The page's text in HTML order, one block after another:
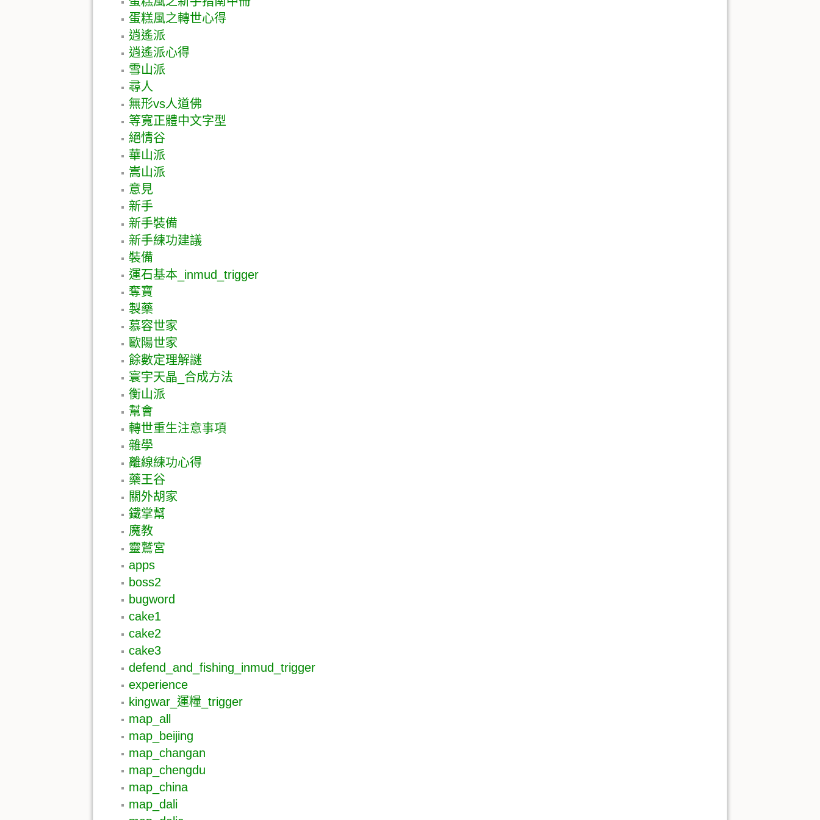
蛋糕風之轉世心得
逍遙派
逍遙派心得
雪山派
尋人
無形vs人道佛
等寬正體中文字型
絕情谷
華山派
嵩山派
意見
新手
新手裝備
新手練功建議
裝備
運石基本_inmud_trigger
奪寶
製藥
慕容世家
歐陽世家
餘數定理解謎
寰宇天晶_合成方法
衡山派
幫會
轉世重生注意事項
雜學
離線練功心得
藥王谷
關外胡家
鐵掌幫
魔教
靈鷲宮
apps
boss2
bugword
cake1
cake2
cake3
defend_and_fishing_inmud_trigger
experience
kingwar_運糧_trigger
map_all
map_beijing
map_changan
map_chengdu
map_china
map_dali